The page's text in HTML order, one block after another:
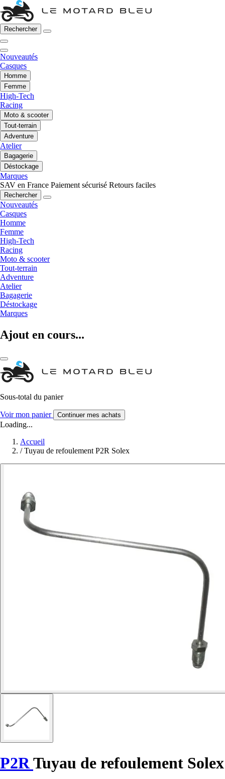
Rechercher
Nouveautés
Casques
Homme
Femme
High-Tech
Racing
Moto & scooter
Tout-terrain
Adventure
Atelier
Bagagerie
Déstockage
Marques
SAV en France Paiement sécurisé Retours faciles
Rechercher
Nouveautés
Casques
Homme
Femme
High-Tech
Racing
Moto & scooter
Tout-terrain
Adventure
Atelier
Bagagerie
Déstockage
Marques
Ajout en cours...
Sous-total du panier
Voir mon panier Continuer mes achats
Loading...
Accueil
/ Tuyau de refoulement P2R Solex
P2RTuyau de refoulement Solex